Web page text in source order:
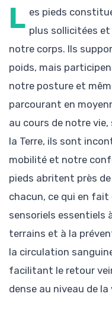
L es pieds
plus sollicitées
notre corps. Ils
poids, mais
notre posture et
parcourant en
au cours de notre
la Terre, ils sont
mobilité et notre
pieds abritent près
chacun, ce qui en
sensoriels essentiels
terrains et à la
la circulation
facilitant le retour
dense au niveau de